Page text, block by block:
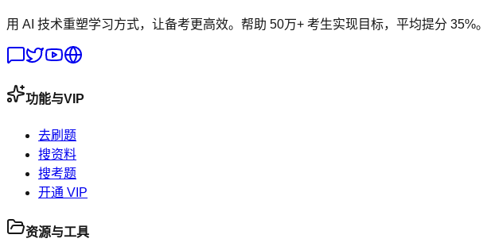
用 AI 技术重塑学习方式，让备考更高效。帮助 50万+ 考生实现目标，平均提分 35%。
功能与VIP
去刷题
搜资料
搜考题
开通 VIP
资源与工具